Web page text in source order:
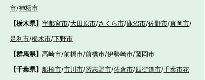
市/神栖市
【栃木県】 宇都宮市/大田原市/さくら市/鹿沼市/佐野市/真岡市/
足利市/栃木市/下野市
【群馬県】 高崎市/前橋市/前橋市/伊勢崎市/藤岡市
【千葉県】 船橋市/市川市/習志野市/佐倉市/四街道市/千葉市花